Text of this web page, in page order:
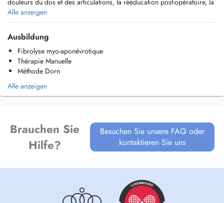
douleurs du dos et des articulations, la rééducation post-opératoire, la
récupération fonctionnelle ainsi que la kinésithérapie du sport. Mon
approche repose sur lécoute, lévaluation précise, des soins adaptés à
chaque patient et des conseils concrets pour obtenir des résultats
durables. Mon objectif est de vous aider à retrouver mobilité, confort
et confiance dans votre corps.
Vous pouvez également me contacter par téléphone/SMS au +352 691
470 313.
Alle anzeigen
Ausbildung
Fibrolyse myo-aponévrotique
Thérapie Manuelle
Méthode Dorn
Alle anzeigen
Brauchen Sie
Hilfe?
Besuchen Sie unsere FAQ oder
kontaktieren Sie uns